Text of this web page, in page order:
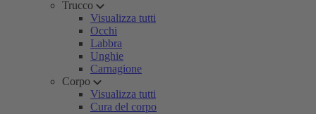
Trucco
Visualizza tutti
Occhi
Labbra
Unghie
Carnagione
Corpo
Visualizza tutti
Cura del corpo